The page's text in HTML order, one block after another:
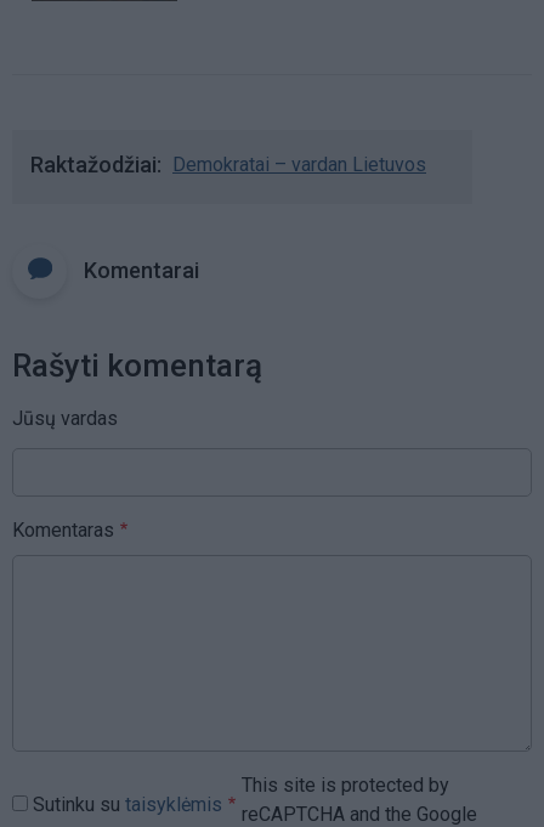
Raktažodžiai Demokratai – vardan Lietuvos
Komentarai
Rašyti komentarą
Jūsų vardas
Komentaras
Sutinku su taisyklėmis
This site is protected by
reCAPTCHA and the Google